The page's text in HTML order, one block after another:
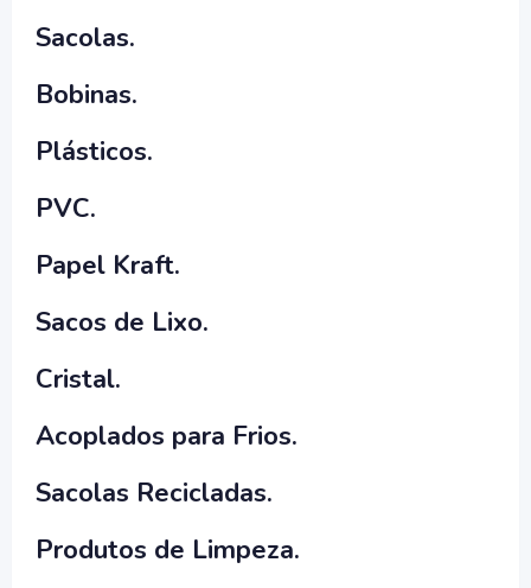
Sacolas.
Bobinas.
Plásticos.
PVC.
Papel Kraft.
Sacos de Lixo.
Cristal.
Acoplados para Frios.
Sacolas Recicladas.
Produtos de Limpeza.